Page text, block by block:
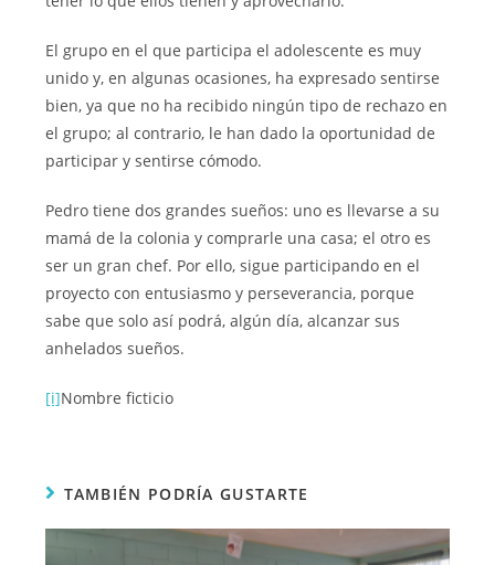
El grupo en el que participa el adolescente es muy
unido y, en algunas ocasiones, ha expresado sentirse
bien, ya que no ha recibido ningún tipo de rechazo en
el grupo; al contrario, le han dado la oportunidad de
participar y sentirse cómodo.
Pedro tiene dos grandes sueños: uno es llevarse a su
mamá de la colonia y comprarle una casa; el otro es
ser un gran chef. Por ello, sigue participando en el
proyecto con entusiasmo y perseverancia, porque
sabe que solo así podrá, algún día, alcanzar sus
anhelados sueños.
[i]Nombre ficticio
TAMBIÉN PODRÍA GUSTARTE